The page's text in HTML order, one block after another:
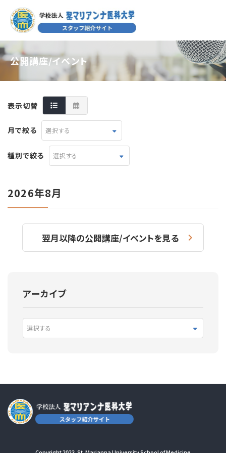
公開講座/イベント
表示切替
月で絞る 選択する
種別で絞る 選択する
2026年8月
翌月以降の公開講座/イベントを見る
アーカイブ
選択する